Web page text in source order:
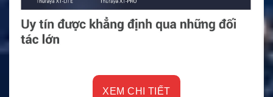
XEM CHI TIẾT